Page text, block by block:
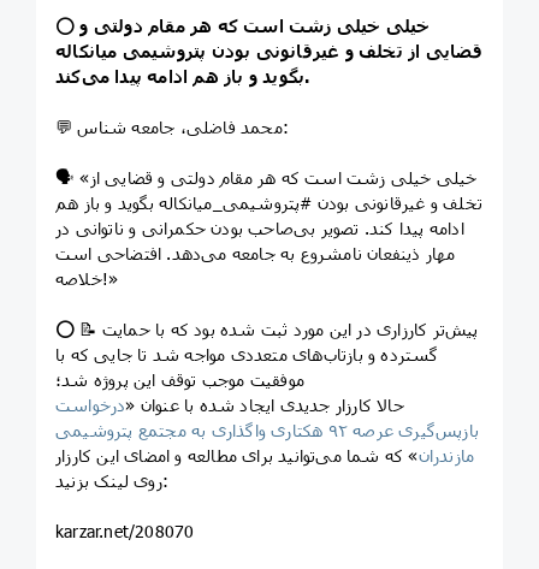
⭕️خیلی خیلی زشت است که هر مقام دولتی و
قضایی از تخلف و غیرقانونی بودن پتروشیمی میانکاله
بگوید و باز هم ادامه پیدا می‌کند.
💬 محمد فاضلی، جامعه شناس:
🗣 «خیلی خیلی زشت است که هر مقام دولتی و قضایی از
تخلف و غیرقانونی بودن #پتروشیمی_میانکاله بگوید و باز هم
ادامه پیدا کند. تصویر بی‌صاحب بودن حکمرانی و ناتوانی در
مهار ذینفعان نامشروع به جامعه می‌دهد. افتضاحی است
خلاصه!»
⭕️ 📝 پیش‌تر کارزاری در این مورد ثبت شده بود که با حمایت
گسترده و بازتاب‌های متعددی مواجه شد تا جایی که با
موفقیت موجب توقف این پروژه شد؛
حالا کارزار جدیدی ایجاد شده با عنوان «درخواست
بازپس‌گیری عرصه ۹۲ هکتاری واگذاری به مجتمع پتروشیمی
مازندران» که شما می‌توانید برای مطالعه و امضای این کارزار
روی لینک بزنید:
karzar.net/208070